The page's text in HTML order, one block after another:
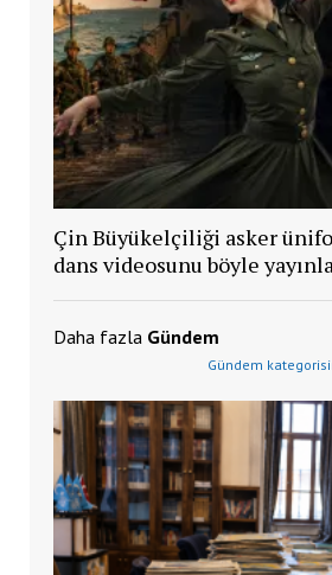
Çin Büyükelçiliği asker
dans videosunu böyle
Daha fazla Gündem
Gündem